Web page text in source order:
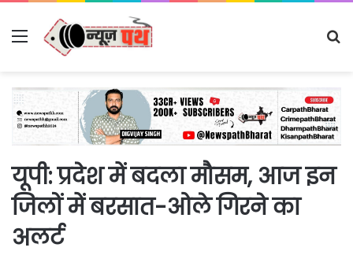
Menu
यूपी: प्रदेश में बदला मौसम, आज इन
जिलों में बरसात-ओले गिरने का
अलर्ट